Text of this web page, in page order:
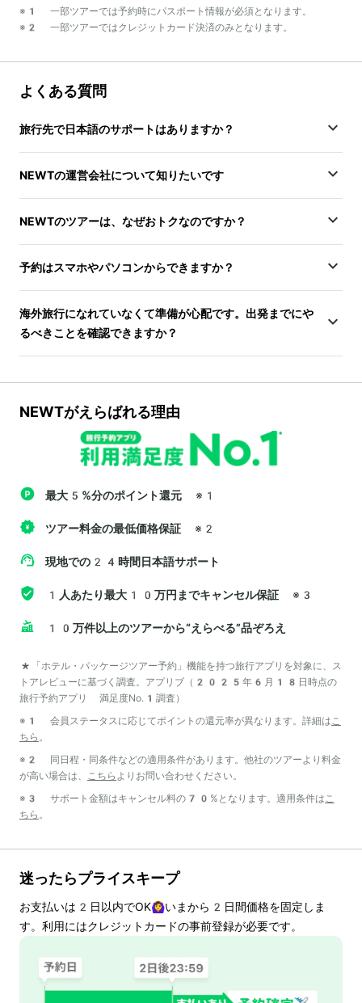
※1 一部ツアーでは予約時にパスポート情報が必須となります。
※2 一部ツアーではクレジットカード決済のみとなります。
よくある質問
旅行先で日本語のサポートはありますか？
NEWTの運営会社について知りたいです
NEWTのツアーは、なぜおトクなのですか？
予約はスマホやパソコンからできますか？
海外旅行になれていなくて準備が心配です。出発までにや
るべきことを確認できますか？
NEWTがえらばれる理由
最大5%分のポイント還元 ※1
ツアー料金の最低価格保証 ※2
現地での24時間日本語サポート
1人あたり最大10万円までキャンセル保証 ※3
10万件以上のツアーから“えらべる”品ぞろえ
*「ホテル・パッケージツアー予約」機能を持つ旅行アプリを対象に、ス
トアレビューに基づく調査。アプリブ（2025年6月18日時点の
旅行予約アプリ 満足度No.1調査）
※1 会員ステータスに応じてポイントの還元率が異なります。詳細は こ
ちら 。
※2 同日程・同条件などの適用条件があります。他社のツアーより料金
が高い場合は、
こちら よりお問い合わせください。
※3 サポート金額はキャンセル料の70%となります。適用条件は こ
ちら 。
迷ったらプライスキープ
お支払いは 2 日以内でOK🙆‍♀️いまから 2 日間価格を固定しま
す。利用にはクレジットカードの事前登録が必要です。